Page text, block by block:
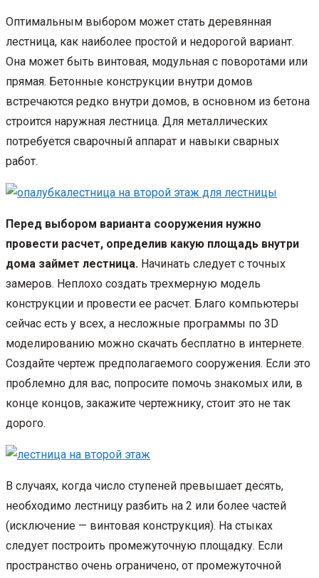
Оптимальным выбором может стать деревянная
лестница, как наиболее простой и недорогой вариант.
Она может быть винтовая, модульная с поворотами или
прямая. Бетонные конструкции внутри домов
встречаются редко внутри домов, в основном из бетона
строится наружная лестница. Для металлических
потребуется сварочный аппарат и навыки сварных
работ.
Перед выбором варианта сооружения нужно
провести расчет, определив какую площадь внутри
дома займет лестница. Начинать следует с точных
замеров. Неплохо создать трехмерную модель
конструкции и провести ее расчет. Благо компьютеры
сейчас есть у всех, а несложные программы по 3D
моделированию можно скачать бесплатно в интернете.
Создайте чертеж предполагаемого сооружения. Если это
проблемно для вас, попросите помочь знакомых или, в
конце концов, закажите чертежнику, стоит это не так
дорого.
В случаях, когда число ступеней превышает десять,
необходимо лестницу разбить на 2 или более частей
(исключение — винтовая конструкция). На стыках
следует построить промежуточную площадку. Если
пространство очень ограничено, от промежуточной